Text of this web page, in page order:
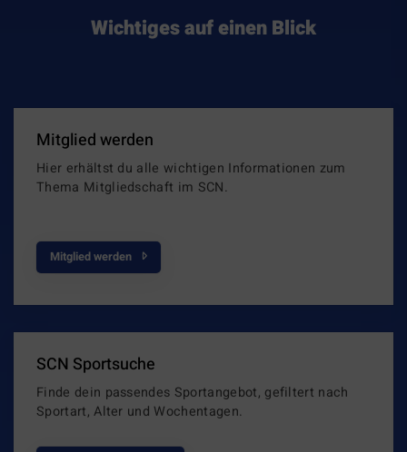
Wichtiges auf einen Blick
Mitglied werden
Hier erhältst du alle wichtigen Informationen zum
Thema Mitgliedschaft im SCN.
Mitglied werden
SCN Sportsuche
Finde dein passendes Sportangebot, gefiltert nach
Sportart, Alter und Wochentagen.